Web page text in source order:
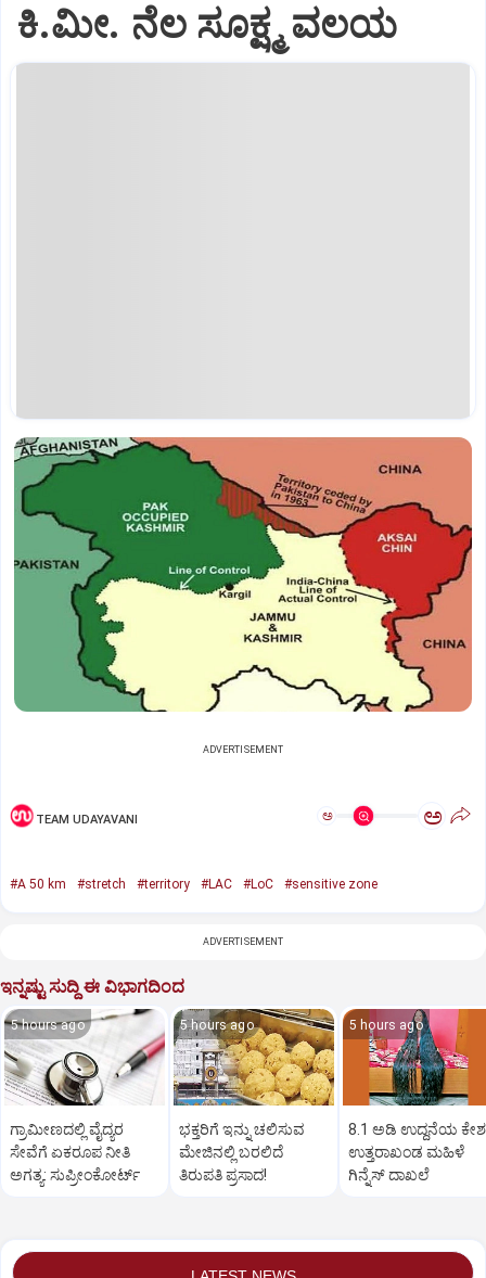
ಕಿ.ಮೀ. ನೆಲ ಸೂಕ್ಷ್ಮ ವಲಯ
ADVERTISEMENT
TEAM UDAYAVANI ಅ ಅ
#A 50 km #stretch #territory #LAC #LoC #sensitive zone
ADVERTISEMENT
ಇನ್ನಷ್ಟು ಸುದ್ದಿ ಈ ವಿಭಾಗದಿಂದ
5 hours ago
ಗ್ರಾಮೀಣದಲ್ಲಿ ವೈದ್ಯರ
ಸೇವೆಗೆ ಏಕರೂಪ ನೀತಿ
ಅಗತ್ಯ: ಸುಪ್ರೀಂಕೋರ್ಟ್‌
5 hours ago
ಭಕ್ತರಿಗೆ ಇನ್ನು ಚಲಿಸುವ
ಮೇಜಿನಲ್ಲಿ ಬರಲಿದೆ
ತಿರುಪತಿ ಪ್ರಸಾದ!
5 hours ago
8.1 ಅಡಿ ಉದ್ದನೆಯ
ಉತ್ತರಾಖಂಡ ಮಹಿಳೆ
ಗಿನ್ನೆಸ್‌ ದಾಖಲೆ